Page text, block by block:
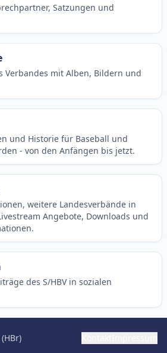
Satzungen und
Verbandes mit Alben, Bildern und
und Historie für Baseball und
- von den Anfängen bis jetzt.
weitere Landesverbände in
Angebote, Downloads und
des S/HBV in sozialen